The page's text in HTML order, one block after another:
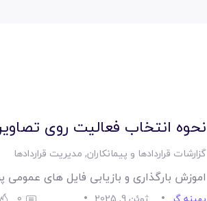
نحوه انتخاب فعالیت روی
گزارشات قراردادها و پیمانکاران, مدیریت قراردادها
اموزش بارگذاری و بازیابی فایل های عمومی